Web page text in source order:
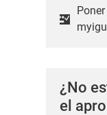
¿No
el